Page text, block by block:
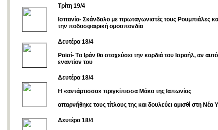
Τρίτη 19/4
Ισπανία- Σκάνδαλο με πρωταγωνιστές τους Ρουμπιάλες
την ποδοσφαιρική ομοσπονδία
Δευτέρα 18/4
Ραϊσί- Tο Ιράν θα στοχεύσει την καρδιά του Ισραήλ, αν αυτό
εναντίον του
Δευτέρα 18/4
Η «αντάρτισσα» πριγκίπισσα Μάκο της Ιαπωνίας
απαρνήθηκε τους τίτλους της και δουλεύει αμισθί στη Νέα
Δευτέρα 18/4